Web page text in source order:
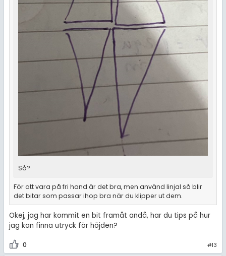
Så?
För att vara på fri hand är det bra, men använd linjal så blir
det bitar som passar ihop bra när du klipper ut dem.
Okej, jag har kommit en bit framåt andå, har du tips på hur
jag kan finna utryck för höjden?
0 #13